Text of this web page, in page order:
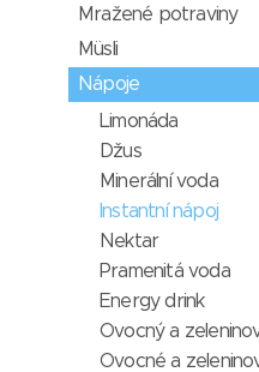
Mražené potraviny
Müsli
Nápoje
Limonáda
Džus
Minerální voda
Instantní nápoj
Nektar
Pramenitá voda
Energy drink
Ovocný a
Ovocné a